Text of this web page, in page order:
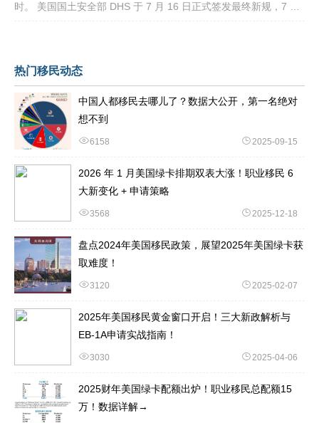
时。 美国国土安全部 DHS 于 7 月 16 日正式签发最终新规，7 月
热门移民动态
中国人都移民去哪儿了？数据大公开，第一名绝对
想不到
6158 2025-09-15
2026 年 1 月美国绿卡排期双表大涨！职业移民 6
大新变化 + 申请策略
3568 2025-12-18
盘点2024年美国移民政策，展望2025年美国绿卡获
取难度！
3120 2025-02-07
2025年美国移民黄金窗口开启！三大新政解析与
EB-1A申请实战指南！
3030 2025-04-06
2025财年美国绿卡配额出炉！职业移民总配额15
万！数据详解→